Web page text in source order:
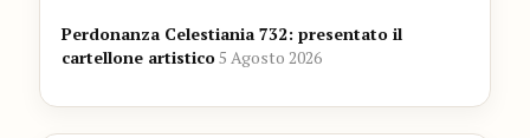
Perdonanza Celestiania 732: presentato il
cartellone artistico5 Agosto 2026